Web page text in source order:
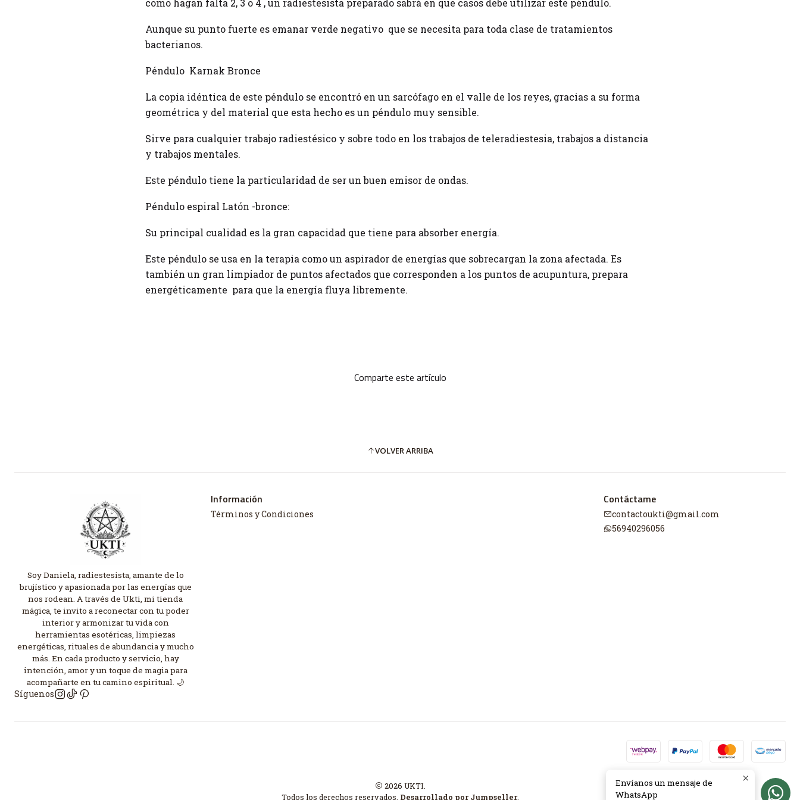
como hagan falta 2, 3 o 4 , un radiestesista preparado sabrá en que casos debe utilizar este péndulo.
Aunque su punto fuerte es emanar verde negativo que se necesita para toda clase de tratamientos
bacterianos.
Péndulo Karnak Bronce
La copia idéntica de este péndulo se encontró en un sarcófago en el valle de los reyes, gracias a su forma
geométrica y del material que esta hecho es un péndulo muy sensible.
Sirve para cualquier trabajo radiestésico y sobre todo en los trabajos de teleradiestesia, trabajos a distancia
y trabajos mentales.
Este péndulo tiene la particularidad de ser un buen emisor de ondas.
Péndulo espiral Latón -bronce:
Su principal cualidad es la gran capacidad que tiene para absorber energía.
Este péndulo se usa en la terapia como un aspirador de energías que sobrecargan la zona afectada. Es
también un gran limpiador de puntos afectados que corresponden a los puntos de acupuntura, prepara
energéticamente para que la energía fluya libremente.
Comparte este artículo
VOLVER ARRIBA
Soy Daniela, radiestesista, amante de lo
brujístico y apasionada por las energías que
nos rodean. A través de Ukti, mi tienda
mágica, te invito a reconectar con tu poder
interior y armonizar tu vida con
herramientas esotéricas, limpiezas
energéticas, rituales de abundancia y mucho
más. En cada producto y servicio, hay
intención, amor y un toque de magia para
acompañarte en tu camino espiritual. 🌙
Síguenos
Información
Términos y Condiciones
Contáctame
contactoukti@gmail.com
56940296056
2026 UKTI.
Todos los derechos reservados. Desarrollado por Jumpseller.
Envíanos un mensaje de
WhatsApp